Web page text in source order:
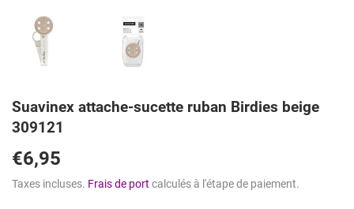
Suavinex attache-sucette ruban Birdies beige
309121
€6,95
Taxes incluses. Frais de port calculés à l'étape de paiement.